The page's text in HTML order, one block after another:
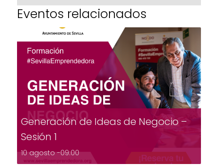
Eventos relacionados
Generación de Ideas de Negocio –
Sesión 1
10 agosto -09:00